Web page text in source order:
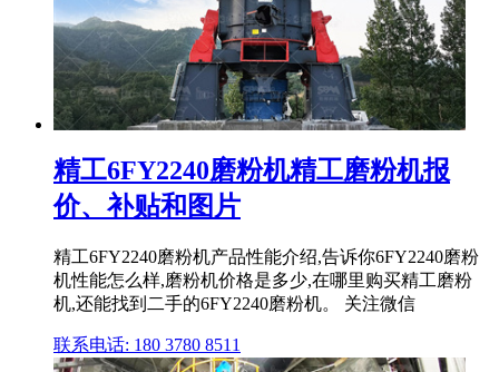
精工6FY2240磨粉机精工磨粉机报
价、补贴和图片
精工6FY2240磨粉机产品性能介绍,告诉你6FY2240磨粉
机性能怎么样,磨粉机价格是多少,在哪里购买精工磨粉
机,还能找到二手的6FY2240磨粉机。 关注微信
联系电话: 180 3780 8511